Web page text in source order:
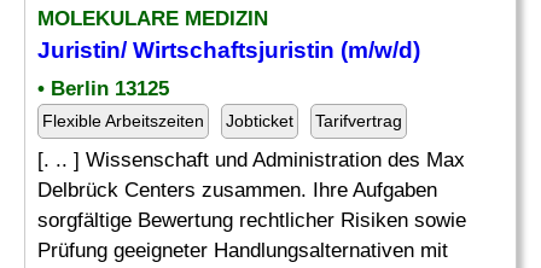
MOLEKULARE MEDIZIN
Juristin/ Wirtschaftsjuristin (m/w/d)
• Berlin 13125
Flexible Arbeitszeiten Jobticket Tarifvertrag
[. .. ] Wissenschaft und Administration des Max
Delbrück Centers zusammen. Ihre Aufgaben
sorgfältige Bewertung rechtlicher Risiken sowie
Prüfung geeigneter Handlungsalternativen mit